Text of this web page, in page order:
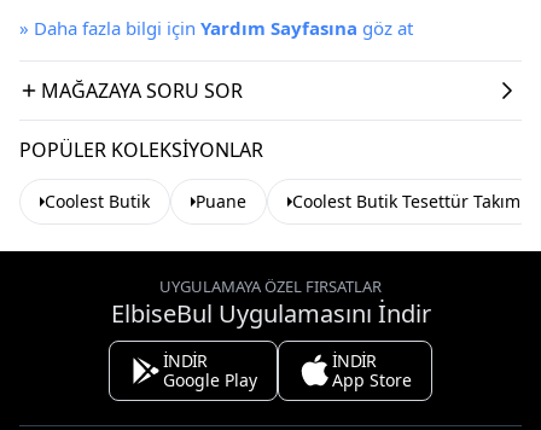
» Daha fazla bilgi için Yardım Sayfasına göz at
MAĞAZAYA SORU SOR
POPÜLER KOLEKSIYONLAR
Coolest Butik Puane Coolest Butik Tesettür Takım
UYGULAMAYA ÖZEL FIRSATLAR
ElbiseBul Uygulamasını İndir
İNDİR
Google Play
İNDİR
App Store